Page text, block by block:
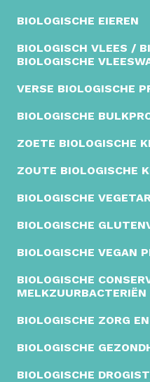
BIOLOGISCHE EIEREN
BIOLOGISCH VLEES /
BIOLOGISCHE
VERSE BIOLOGISCHE
BIOLOGISCHE
ZOETE BIOLOGISCHE
ZOUTE BIOLOGISCHE
BIOLOGISCHE
BIOLOGISCHE
BIOLOGISCHE VEGAN
BIOLOGISCHE
MELKZUURBACTERIËN
BIOLOGISCHE ZORG
BIOLOGISCHE
BIOLOGISCHE